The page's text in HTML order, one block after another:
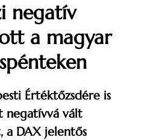
negatív
a magyar
Értéktőzsdére is
negatívvá vált
a DAX jelentős